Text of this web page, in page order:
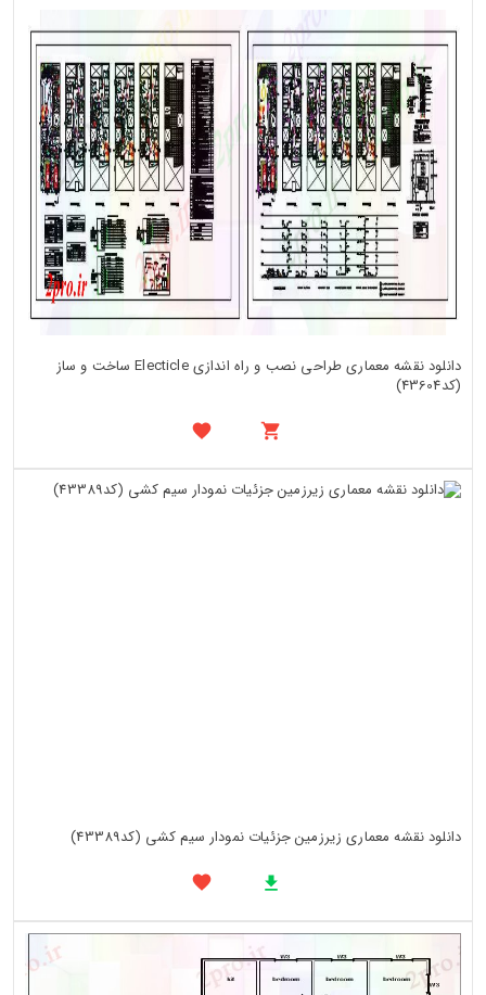
دانلود نقشه معماری طراحی نصب و راه اندازی Electicle ساخت و ساز
(کد43604)
دانلود نقشه معماری زیرزمین جزئیات نمودار سیم کشی (کد43389)